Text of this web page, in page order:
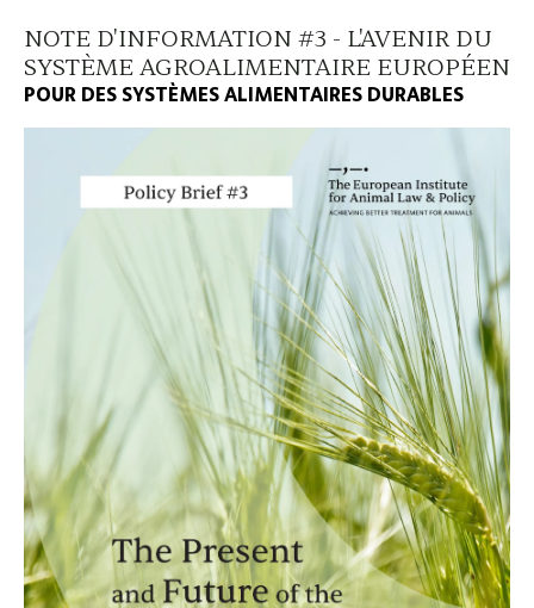
NOTE D'INFORMATION #3 - L'AVENIR DU
SYSTÈME AGROALIMENTAIRE EUROPÉEN
POUR DES SYSTÈMES ALIMENTAIRES DURABLES